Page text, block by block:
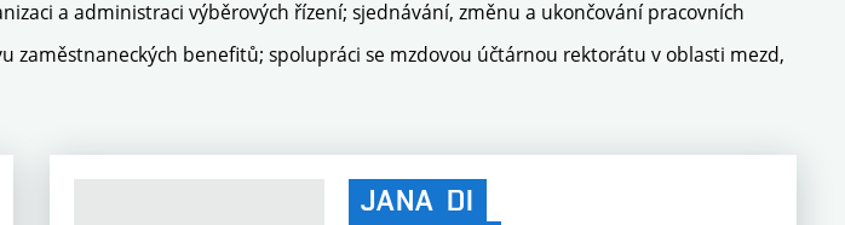
a administraci výběrových řízení; sjednávání, změnu a ukončování pracovních
zaměstnaneckých benefitů; spolupráci se mzdovou účtárnou rektorátu v oblasti mezd,
JANA DI